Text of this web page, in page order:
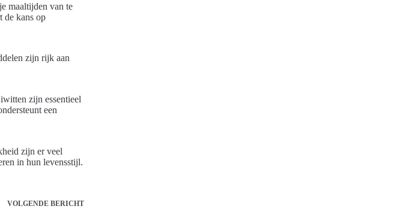
maaltijden van te
de kans op
zijn rijk aan
zijn essentieel
een
zijn er veel
in hun levensstijl.
VOLGENDEBERICHT